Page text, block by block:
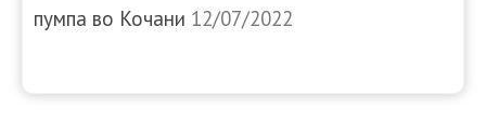
пумпа во Кочани 12/07/2022